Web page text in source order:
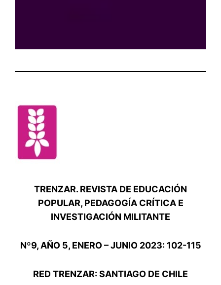
TRENZAR. REVISTA DE EDUCACIÓN
POPULAR, PEDAGOGÍA CRÍTICA E
INVESTIGACIÓN MILITANTE
Nº9, AÑO 5, ENERO – JUNIO 2023: 102-115
RED TRENZAR: SANTIAGO DE CHILE